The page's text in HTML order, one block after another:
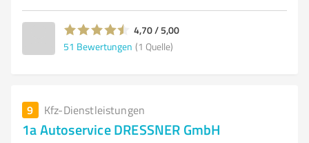
4,70 / 5,00
51 Bewertungen (1 Quelle)
9 Kfz-Dienstleistungen
1a Autoservice DRESSNER GmbH